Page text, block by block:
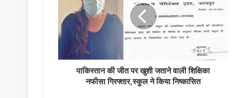
खुशी
वाली
नफीसा
गिरफ्तार,स्कुलपाकिस्तान की जीत पर खुशी जताने वाली शिक्षिका
नफीसा गिरफ्तार,स्कुल ने किया निष्कासित